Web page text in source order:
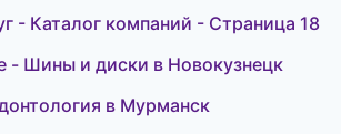
- Каталог компаний - Страница 18
- Шины и диски в Новокузнецк
в Мурманск